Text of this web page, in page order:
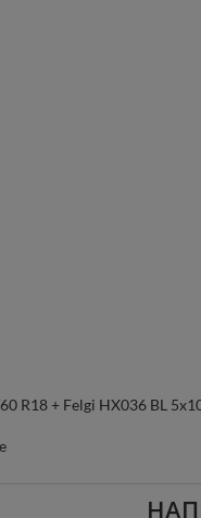
R18 + Felgi HX036 BL